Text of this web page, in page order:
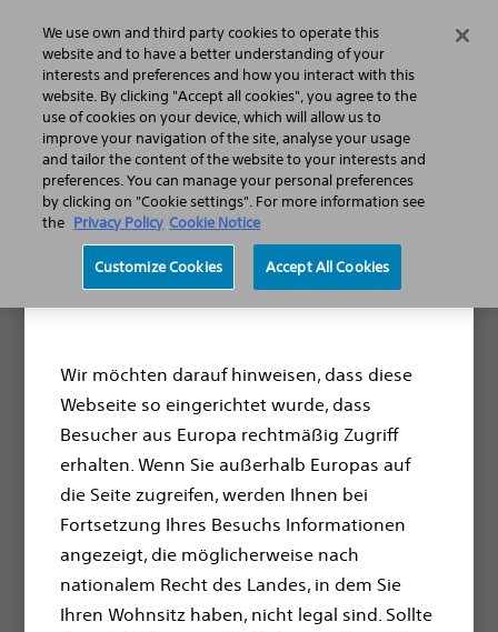
Sehr geehrte(r)
Besucher(in),
Wir möchten darauf hinweisen, dass diese
Webseite so eingerichtet wurde, dass
Besucher aus Europa rechtmäßig Zugriff
erhalten. Wenn Sie außerhalb Europas auf
die Seite zugreifen, werden Ihnen bei
Fortsetzung Ihres Besuchs Informationen
angezeigt, die möglicherweise nach
nationalem Recht des Landes, in dem Sie
Ihren Wohnsitz haben, nicht legal sind. Sollte
Boston Scientific widmet sich der Transformation von
Leben durch innovative medizinische Lösungen, die die
Plötzlicher Herzstillstand
Behandlung
Was ist plötzlicher Herzstillstand?
Symptome
Fragen an Ihren Arzt zur Diagnose
We use own and third party cookies to operate this
website and to have a better understanding of your
interests and preferences and how you interact with this
website. By clicking "Accept all cookies", you agree to the
use of cookies on your device, which will allow us to
improve your navigation of the site, analyse your usage
and tailor the content of the website to your interests and
preferences. You can manage your personal preferences
by clicking on "Cookie settings". For more information see
the Privacy Policy Cookie Notice
Customize Cookies Accept All Cookies